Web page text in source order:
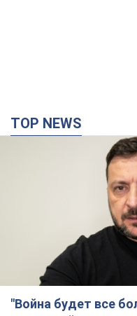
TOP NEWS
"Война будет все